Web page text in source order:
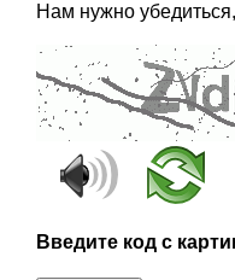
Нам нужно
Введите код с